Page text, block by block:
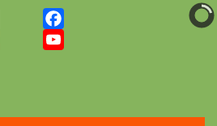
Facebook